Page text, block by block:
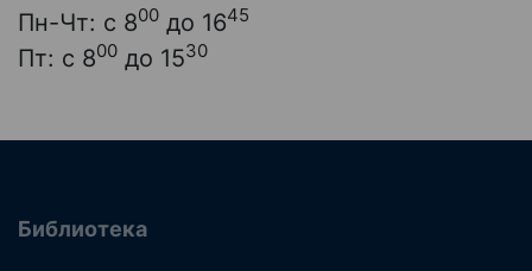
Пн-Чт: с 800 до 1645
Пт: с 800 до 1530
Библиотека